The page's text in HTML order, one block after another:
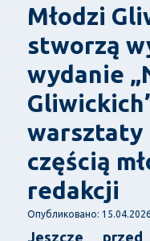
Młodzi
stworzą
wydanie
warsztaty
częścią
redakcji
Опубликовано:
Jeszcze